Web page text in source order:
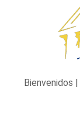
Bienvenidos |